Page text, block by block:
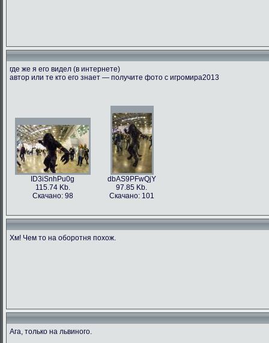
где же я его видел (в интернете)
автор или те кто его знает — получите фото с игромира2013
ID3iSnhPu0g
115.74 Kb.
Скачано: 98
dbAS9PFwQjY
97.85 Kb.
Скачано: 101
Хм! Чем то на оборотня похож.
Ага, только на львиного.